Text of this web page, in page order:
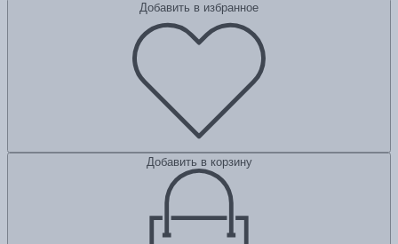
Добавить в избранное
Добавить в корзину